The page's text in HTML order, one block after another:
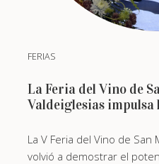
FERIAS
La Feria del Vino de
Valdeiglesias
La V Feria del Vino de San
volvió a demostrar el